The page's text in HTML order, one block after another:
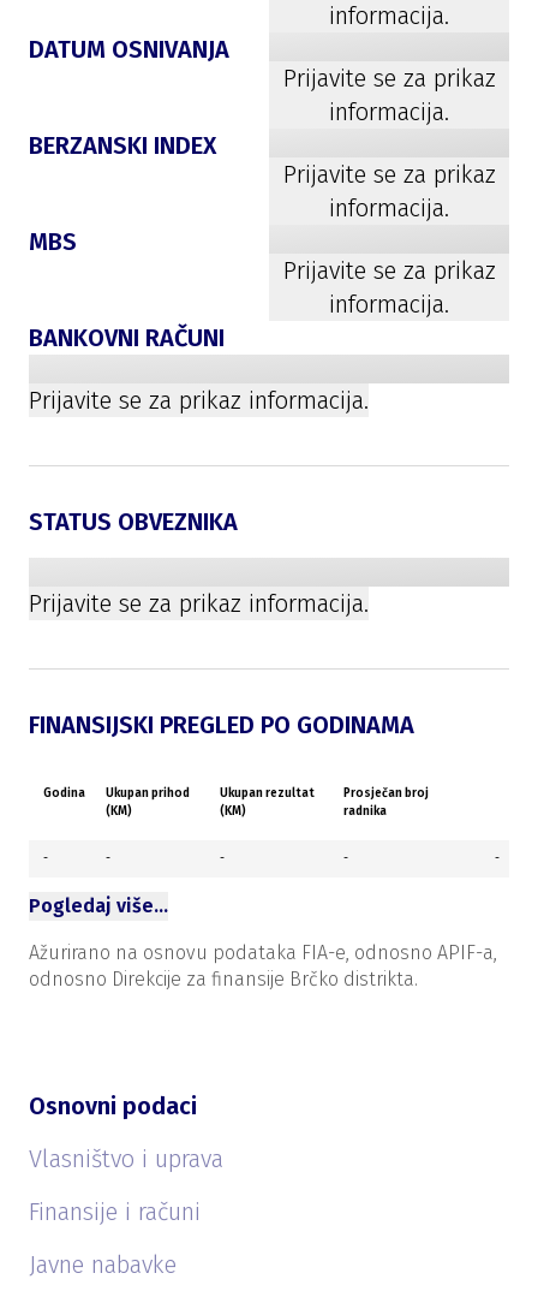
informacija.
DATUM OSNIVANJA
Prijavite se za prikaz
informacija.
BERZANSKI INDEX
Prijavite se za prikaz
informacija.
MBS
Prijavite se za prikaz
informacija.
BANKOVNI RAČUNI
Prijavite se za prikaz informacija.
STATUS OBVEZNIKA
Prijavite se za prikaz informacija.
FINANSIJSKI PREGLED PO GODINAMA
Godina
Ukupan prihod
(KM)
Ukupan rezultat
(KM)
Prosječan broj
radnika
- - - - -
Pogledaj više…
Ažurirano na osnovu podataka FIA-e, odnosno APIF-a,
odnosno Direkcije za finansije Brčko distrikta.
Osnovni podaci
Vlasništvo i uprava
Finansije i računi
Javne nabavke